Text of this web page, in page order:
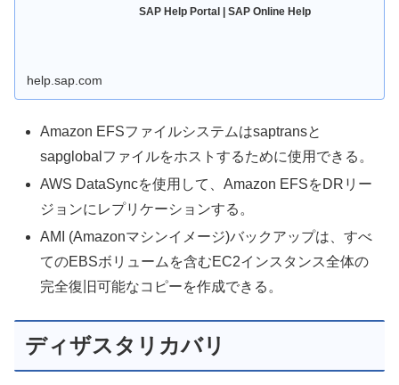
SAP Help Portal | SAP Online Help
help.sap.com
Amazon EFSファイルシステムはsaptransと
sapglobalファイルをホストするために使用できる。
AWS DataSyncを使用して、Amazon EFSをDRリー
ジョンにレプリケーションする。
AMI (Amazonマシンイメージ)バックアップは、すべ
てのEBSボリュームを含むEC2インスタンス全体の
完全復旧可能なコピーを作成できる。
ディザスタリカバリ